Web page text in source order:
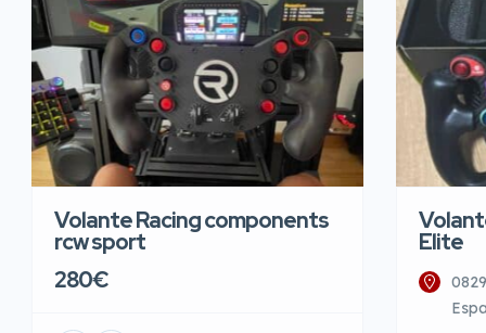
Volante Racing components
rcw sport
280€
Elite